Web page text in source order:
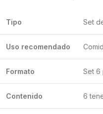
Tipo Set
Uso recomendado
Formato Set 6
Contenido 6